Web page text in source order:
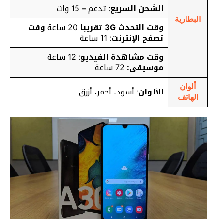
البطارية
الشحن السريع: تدعم–15 وات
وقت التحدث 3G تقريبا
20 ساعة وقت
تصفح الإنترنت: 11 ساعة
وقت مشاهدة الفيديو: 12 ساعة
موسيقى: 72 ساعة
ألوان
الهاتف
الألوان: أسود، أحمر، أزرق